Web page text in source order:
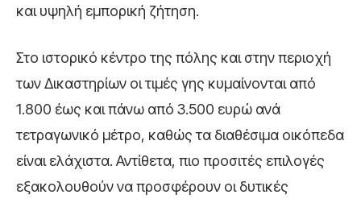
και υψηλή εμπορική ζήτηση.
Στο ιστορικό κέντρο της πόλης και στην περιοχή
των Δικαστηρίων οι τιμές γης κυμαίνονται από
1.800 έως και πάνω από 3.500 ευρώ ανά
τετραγωνικό μέτρο, καθώς τα διαθέσιμα οικόπεδα
είναι ελάχιστα. Αντίθετα, πιο προσιτές επιλογές
εξακολουθούν να προσφέρουν οι δυτικές